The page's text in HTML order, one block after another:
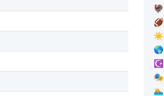
🦃
🏈
☀️
🌎
☪️
🎭
🏊